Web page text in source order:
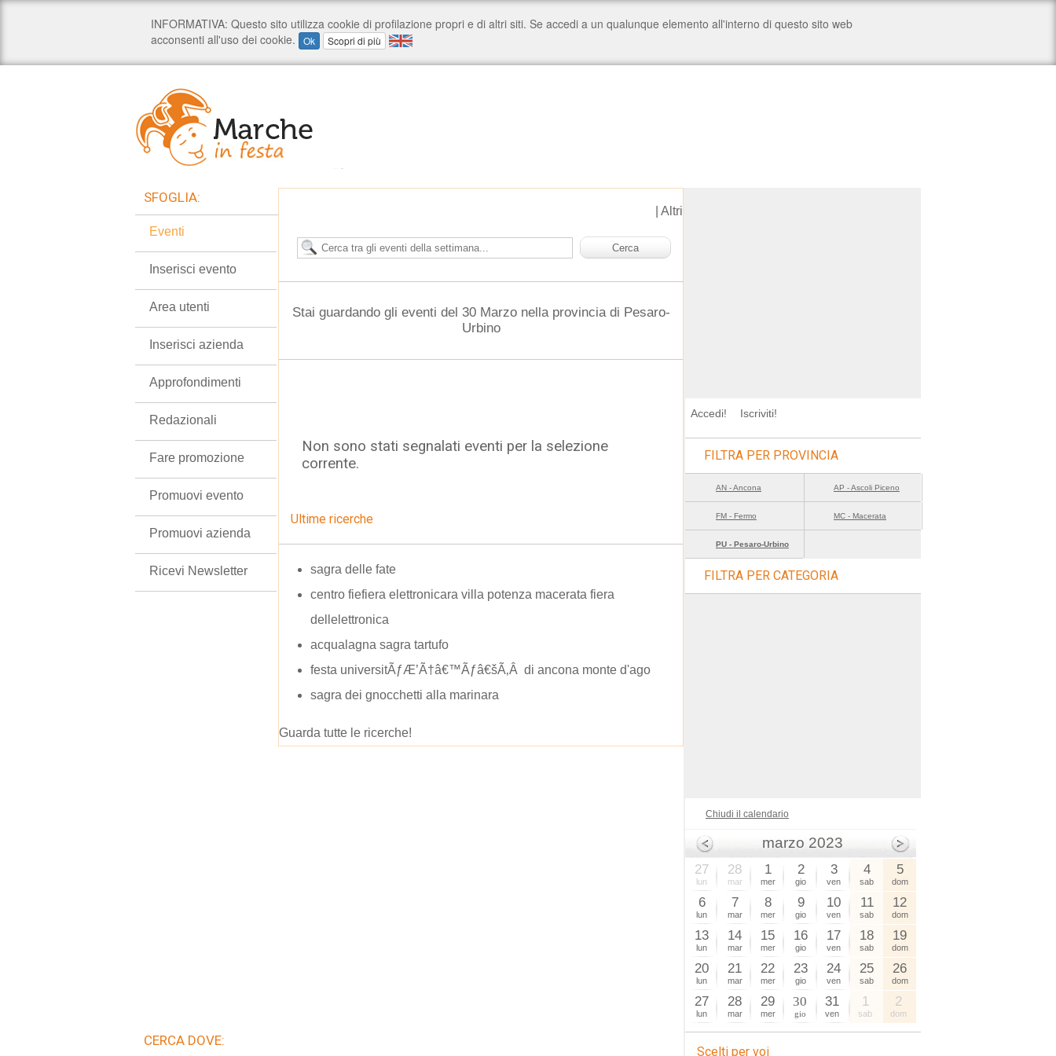
Altri
Stai guardando gli eventi del 30 Marzo nella provincia di Pesaro-
Urbino
Non sono stati segnalati eventi per la selezione
corrente.
Ultime ricerche
sagra delle fate
centro fiefiera elettronicara villa potenza macerata fiera
dellelettronica
acqualagna sagra tartufo
festa universitÃƒÆ’Ã†â€™Ãƒâ€šÃ‚Â di ancona monte d'ago
sagra dei gnocchetti alla marinara
Guarda tutte le ricerche!
SFOGLIA:
Eventi
Inserisci evento
Area utenti
Inserisci azienda
Approfondimenti
Redazionali
Fare promozione
Promuovi evento
Promuovi azienda
Ricevi Newsletter
CERCA DOVE:
Accedi! Iscriviti!
FILTRA PER PROVINCIA
AN - Ancona AP - Ascoli Piceno
FM - Fermo MC - Macerata
PU - Pesaro-Urbino
FILTRA PER CATEGORIA
Chiudi il calendario
marzo 2023
27
lun
28
mar
1
mer
2
gio
3
ven
4
sab
5
dom
6
lun
7
mar
8
mer
9
gio
10
ven
11
sab
12
dom
13
lun
14
mar
15
mer
16
gio
17
ven
18
sab
19
dom
20
lun
21
mar
22
mer
23
gio
24
ven
25
sab
26
dom
27
lun
28
mar
29
mer
30
gio
31
ven
1
sab
2
dom
Scelti per voi